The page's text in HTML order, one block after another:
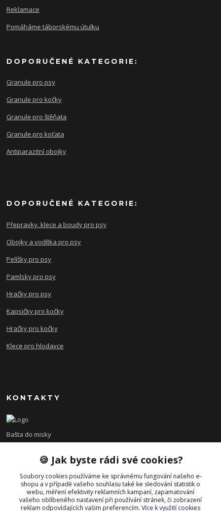
Reklamace
Pomáháme táborskému útulku
DOPORUČENÉ KATEGORIE:
Granule pro psy
Granule pro kočky
Granule pro štěňata
Granule pro koťata
Antiparazitní obojky
DOPORUČENÉ KATEGORIE:
Přepravky. klece a boudy pro psy
Obojky a vodítka pro psy
Pelíšky pro psy
Pamlsky pro psy
Hračky pro psy
Kapsičky pro kočky
Hračky pro kočky
Klece pro hlodavce
KONTAKTY
Bašta do misky
+420 608 479 610
po - pá 8:00 - 15:00
info@bastadomisky.cz
🍪 Jak byste rádi své cookies?
Soubory cookies používáme ke správnému fungování našeho e-
shopu a v případě vašeho souhlasu také ke sledování statistik o
webu, měření efektivity reklamních kampaní, zapamatování
vašeho oblíbeného nastavení při používání stránek, či zobrazení
reklam odpovídajících vašim preferencím. Více k využití cookies